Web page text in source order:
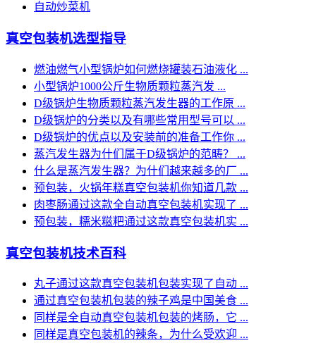
自动炒菜机
真空包装机选型指导
燃油燃气小型锅炉如何燃烧罐装石油液化 ...
小型锅炉1000公斤生物质颗粒蒸汽发 ...
D级锅炉生物质颗粒蒸汽发生器的工作原 ...
D级锅炉的分类以及有哪些常用型号可以 ...
D级锅炉的优点以及安装前的准备工作你 ...
蒸汽发生器为什们属于D级锅炉的范畴？ ...
什么是蒸汽发生器？为什们越来越多的厂 ...
预包装，火锅年糕真空包装机你知道几款 ...
肉枣肠通过这款全自动真空包装机实现了 ...
预包装，糯米糍粑通过这款真空包装机实 ...
真空包装机技术百科
丸子通过这款真空包装机包装实现了自动 ...
通过真空包装机包装的辣子鸡是中国美食 ...
同样是全自动真空包装机包装的烤肠，它 ...
同样是真空包装机的辣条，为什么受欢迎 ...